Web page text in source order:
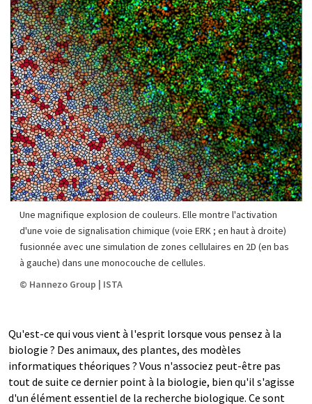
Une magnifique explosion de couleurs. Elle montre l'activation
d'une voie de signalisation chimique (voie ERK ; en haut à droite)
fusionnée avec une simulation de zones cellulaires en 2D (en bas
à gauche) dans une monocouche de cellules.
© Hannezo Group | ISTA
Qu'est-ce qui vous vient à l'esprit lorsque vous pensez à la
biologie ? Des animaux, des plantes, des modèles
informatiques théoriques ? Vous n'associez peut-être pas
tout de suite ce dernier point à la biologie, bien qu'il s'agisse
d'un élément essentiel de la recherche biologique. Ce sont